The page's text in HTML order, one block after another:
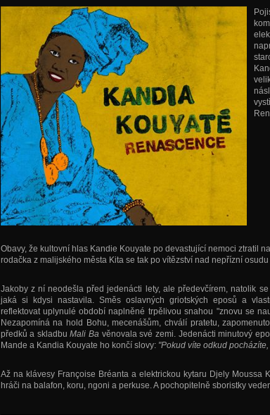
Obavy, že kultovní hlas Kandie Kouyate po devastující nemoci ztratil
rodačka z malijského města Kita se tak po vítězství nad nepřízní
Jakoby z ní neodešla před jedenácti lety, ale předevčírem, natolik
jaká si kdysi nastavila. Směs oslavných griotských eposů a
reflektovat uplynulé období naplněné trpělivou snahou "znovu se
Nezapomíná na hold Bohu, mecenášům, chválí pratetu,
předků a skladbuMali Ba věnovala své zemi. Jedenácti minutový
Mande a Kandia Kouyate ho končí slovy: "Pokud víte odkud
Až na klávesy Françoise Bréanta a elektrickou kytaru Djely Moussa
hráči na balafon, koru, ngoni a perkuse. A pochopitelně sboristky